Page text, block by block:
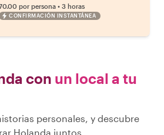
por persona • 3 horas
CONFIRMACIÓN INSTANTÁNEA
con un local a tu
personales, y descubre
Holanda juntos